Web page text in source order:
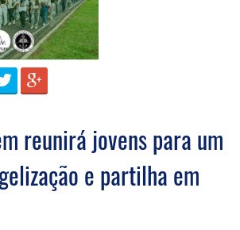
reunirá jovens para um
e partilha em